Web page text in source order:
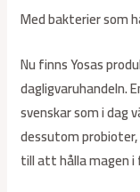
Med bakterier som
Nu finns Yosas
dagligvaruhandeln.
svenskar som i dag
dessutom
till att hålla magen i